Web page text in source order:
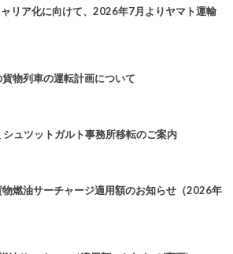
ャリア化に向けて、2026年7月よりヤマト運輸
物列車の運転計画について
ュツットガルト事務所移転のご案内
燃油サーチャージ適用額のお知らせ（2026年